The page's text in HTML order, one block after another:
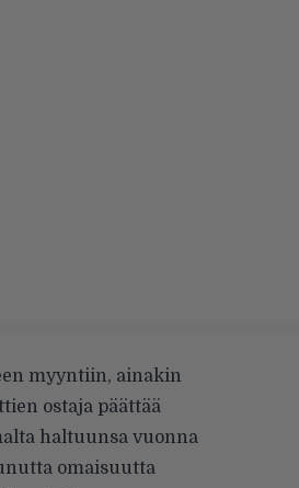
myyntiin, ainakin
ostaja päättää
haltuunsa vuonna
omaisuutta